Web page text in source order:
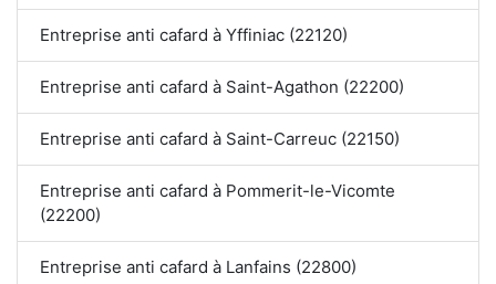
Entreprise anti cafard à Yffiniac (22120)
Entreprise anti cafard à Saint-Agathon (22200)
Entreprise anti cafard à Saint-Carreuc (22150)
Entreprise anti cafard à Pommerit-le-Vicomte
(22200)
Entreprise anti cafard à Lanfains (22800)